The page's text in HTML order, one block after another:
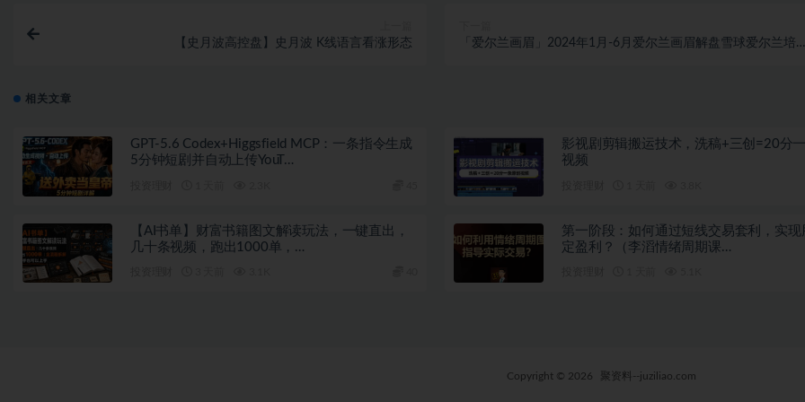
【史月波高控盘】史月波 K线语言看涨形态
「爱尔兰画眉」2024年1月-6月爱尔兰画眉解盘雪球爱尔兰培训
相关文章
GPT-5.6 Codex+Higgsfield MCP：一条指令生成
5分钟短剧并自动上传YouT…
影视剧剪辑搬运技术，洗稿+三创=20分
视频
【AI书单】财富书籍图文解读玩法，一键直出，
几十条视频，跑出1000单，…
第一阶段：如何通过短线交易套利，实现
定盈利？（李滔情绪周期课…
Copyright © 2026 聚资料--juziliao.com